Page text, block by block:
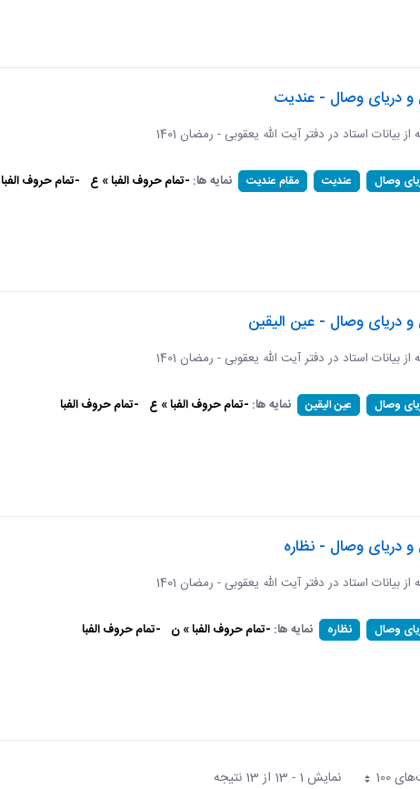
و دریای وصال - عندیت
از بیانات استاد در دفتر آیت الله یعقوبی - رمضان 1401
وصال عندیت مقام عندیت نمایه ها: -تمام حروف الفبا » ع -تمام حروف الفبا
و دریای وصال - عین الیقین
از بیانات استاد در دفتر آیت الله یعقوبی - رمضان 1401
وصال عین الیقین نمایه ها: -تمام حروف الفبا » ع -تمام حروف الفبا
و دریای وصال - نظاره
از بیانات استاد در دفتر آیت الله یعقوبی - رمضان 1401
وصال نظاره نمایه ها: -تمام حروف الفبا » ن -تمام حروف الفبا
100هر صفحه نمایش 1 - 13 از 13 نتیجه